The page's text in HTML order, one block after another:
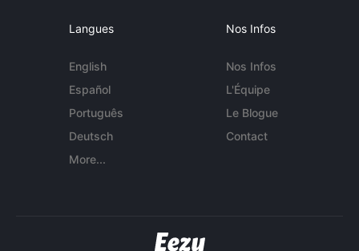
Langues
English
Español
Português
Deutsch
More...
Nos Infos
Nos Infos
L'Équipe
Le Blogue
Contact